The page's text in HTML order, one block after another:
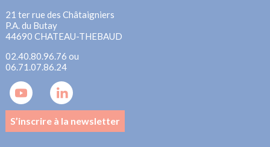
21 ter rue des Châtaigniers
P.A. du Butay
44690 CHATEAU-THEBAUD
02.40.80.96.76 ou
06.71.07.86.24
S’inscrire à la newsletter